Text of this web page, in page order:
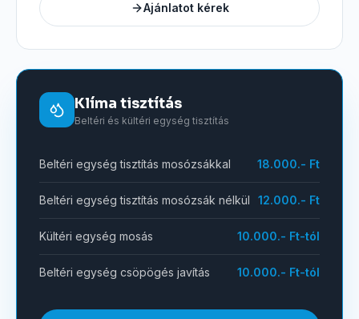
Ajánlatot kérek
Klíma tisztítás
Beltéri és kültéri egység tisztítás
Beltéri egység tisztítás mosózsákkal 18.000.- Ft
Beltéri egység tisztítás mosózsák nélkül 12.000.- Ft
Kültéri egység mosás 10.000.- Ft-tól
Beltéri egység csöpögés javítás 10.000.- Ft-tól